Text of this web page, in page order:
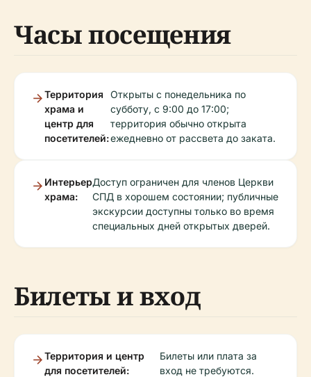
Часы посещения
Территория
храма и
центр для
посетителей:
Открыты с понедельника по
субботу, с 9:00 до 17:00;
территория обычно открыта
ежедневно от рассвета до заката.
Интерьер
храма:
Доступ ограничен для членов Церкви
СПД в хорошем состоянии; публичные
экскурсии доступны только во время
специальных дней открытых дверей.
Билеты и вход
Территория и центр
для посетителей:
Билеты или плата за
вход не требуются.